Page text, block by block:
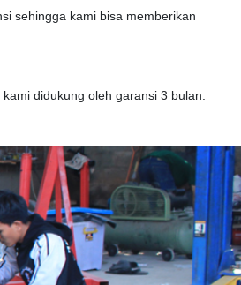
sehingga kami bisa memberikan
didukung oleh garansi 3 bulan.